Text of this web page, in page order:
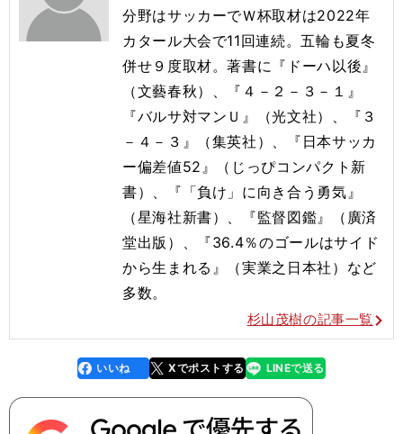
分野はサッカーでＷ杯取材は2022年
カタール大会で11回連続。五輪も夏冬
併せ９度取材。著書に『ドーハ以後』
（文藝春秋）、『４－２－３－１』
『バルサ対マンＵ』（光文社）、『３
－４－３』（集英社）、『日本サッカ
ー偏差値52』（じっぴコンパクト新
書）、『「負け」に向き合う勇気』
（星海社新書）、『監督図鑑』（廣済
堂出版）、『36.4％のゴールはサイド
から生まれる』（実業之日本社）など
多数。
杉山茂樹の記事一覧
faceboo
k
いいね Xでポストする
line LINEで送る